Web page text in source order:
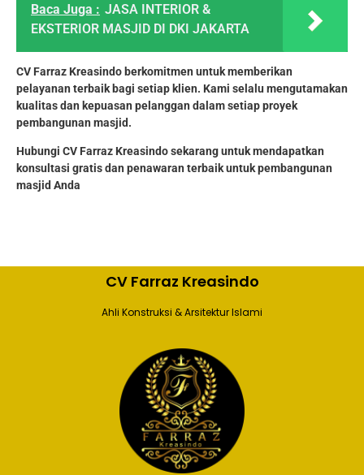
Baca Juga : JASA INTERIOR &
EKSTERIOR MASJID DI DKI JAKARTA
CV Farraz Kreasindo berkomitmen untuk memberikan
pelayanan terbaik bagi setiap klien. Kami selalu mengutamakan
kualitas dan kepuasan pelanggan dalam setiap proyek
pembangunan masjid.
Hubungi CV Farraz Kreasindo sekarang untuk mendapatkan
konsultasi gratis dan penawaran terbaik untuk pembangunan
masjid Anda
CV Farraz Kreasindo
Ahli Konstruksi & Arsitektur Islami